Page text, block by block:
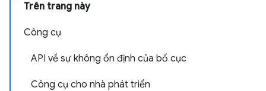
Trên trang này
Công cụ
API về sự không ổn định của bố cục
Công cụ cho nhà phát triển